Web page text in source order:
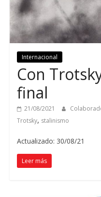
Internacional
Con
final
21/08/2021
Trotsky, stalinismo
Actualizado: 30/08/21
Leer más